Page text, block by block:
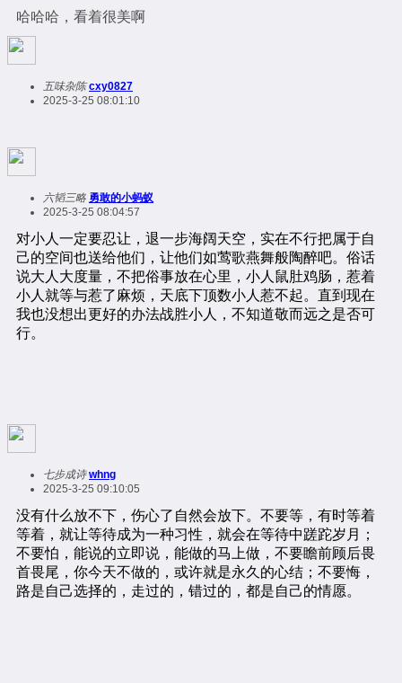
哈哈哈，看着很美啊
五味杂陈 cxy0827
2025-3-25 08:01:10
六韬三略 勇敢的小蚂蚁
2025-3-25 08:04:57
七步成诗 whng
2025-3-25 09:10:05